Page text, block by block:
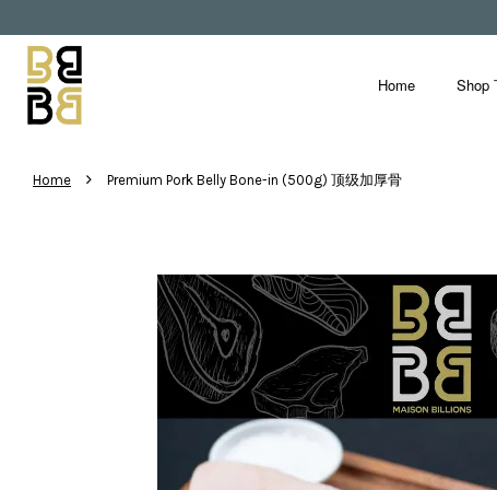
Home Shop
Home › Premium Pork Belly Bone-in (500g) 顶级加厚骨